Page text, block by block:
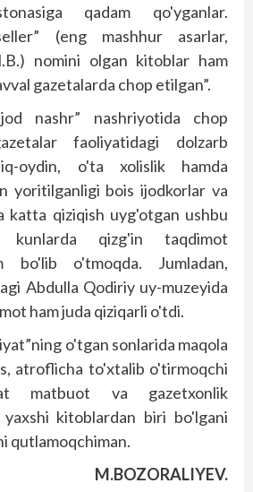
qadam qo'yganlar.
(eng mashhur asarlar,
nomini olgan kitoblar ham
gazetalarda chop etilgan”.
nashr” nashriyotida chop
faoliyatidagi dolzarb
oydin, o'ta xolislik hamda
yoritilganligi bois ijodkorlar va
katta qiziqish uyg'otgan ushbu
kunlarda qizg'in taqdimot
bo'lib o'tmoqda. Jumladan,
Abdulla Qodiriy uy-muzeyida
ham juda qiziqarli o'tdi.
o'tgan sonlarida maqola
atroflicha to'xtalib o'tirmoqchi
matbuot va gazetxonlik
yaxshi kitoblardan biri bo'lgani
qutlamoqchiman.
M.BOZORALIYEV.